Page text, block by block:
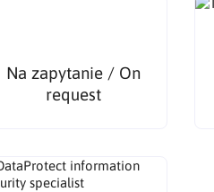
Na zapytanie / On
request